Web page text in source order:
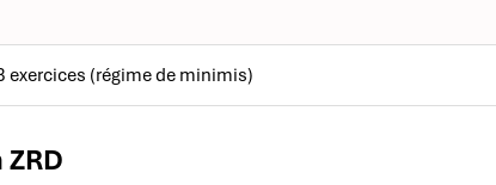
exercices (régime de minimis)